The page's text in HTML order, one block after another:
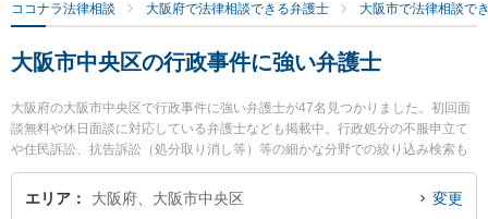
ココナラ法律相談 大阪府で法律相談できる弁護士 大阪市で法律相談で
大阪市中央区の行政事件に強い弁護士
大阪府の大阪市中央区で行政事件に強い弁護士が47名見つかりました。初回面
談無料や休日面談に対応している弁護士なども掲載中。行政処分の不服申立て
や住民訴訟、抗告訴訟（処分取り消し等）等の細かな分野での絞り込み検索も
でき便利です。特に一道法律事務所の呉 明浩弁護士や弁護士法人啓葉法律事務
所の加藤 卓弁護士、弁護士法人啓葉法律事務所の小野 隆大弁護士のプロフィー
エリア 大阪府、大阪市中央区 変更